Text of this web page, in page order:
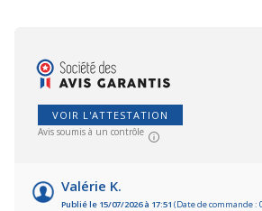
VOIR L'ATTESTATION
Avis soumis à un contrôle
Valérie K.
Publié le 15/07/2026 à 17:51 (Date de commande :